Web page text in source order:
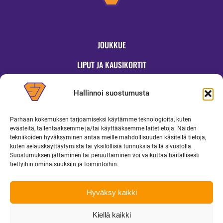
Hallinnoi suostumusta
Parhaan kokemuksen tarjoamiseksi käytämme teknologioita, kuten
evästeitä, tallentaaksemme ja/tai käyttääksemme laitetietoja. Näiden
tekniikoiden hyväksyminen antaa meille mahdollisuuden käsitellä tietoja,
kuten selauskäyttäytymistä tai yksilöllisiä tunnuksia tällä sivustolla.
Suostumuksen jättäminen tai peruuttaminen voi vaikuttaa haitallisesti
tiettyihin ominaisuuksiin ja toimintoihin.
Hyväksy kaikki
Kiellä kaikki
JOUKKUE
LIPUT JA KAUSIKORTIT
OTTELUINFO
UUTISET
YRITYKSILLE
MEDIALLE